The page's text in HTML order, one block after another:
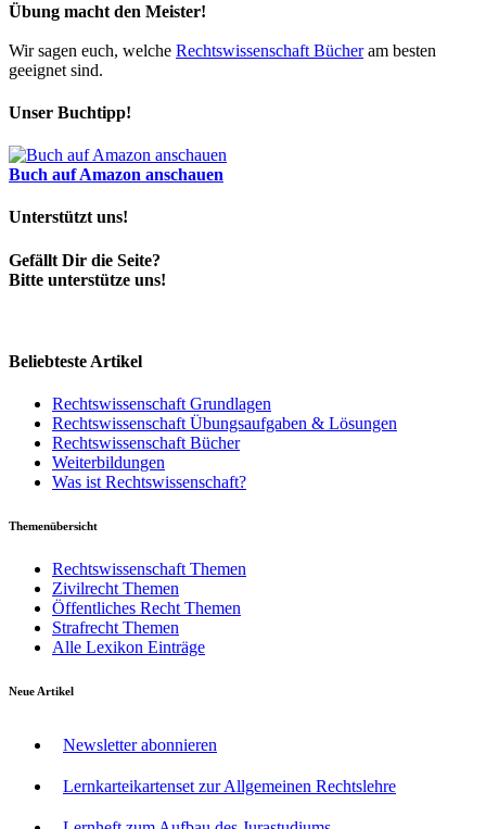
Übung macht den Meister!
Wir sagen euch, welche Rechtswissenschaft Bücheram besten
geeignet sind.
Unser Buchtipp!
Buch auf Amazon anschauen
Unterstützt uns!
Gefällt Dir die Seite?
Bitte unterstütze uns!
Beliebteste Artikel
Rechtswissenschaft Grundlagen
Rechtswissenschaft Übungsaufgaben & Lösungen
Rechtswissenschaft Bücher
Weiterbildungen
Was ist Rechtswissenschaft?
Themenübersicht
Rechtswissenschaft Themen
Zivilrecht Themen
Öffentliches Recht Themen
Strafrecht Themen
Alle Lexikon Einträge
Neue Artikel
Newsletter abonnieren
Lernkarteikartenset zur Allgemeinen Rechtslehre